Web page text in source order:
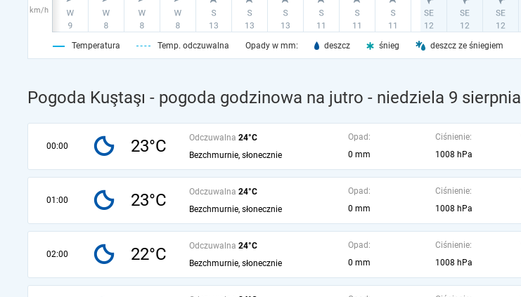
km/h
Temperatura Temp. odczuwalna Opady w mm: deszcz śnieg deszcz ze śniegiem
Pogoda Kuştaşı - pogoda godzinowa na jutro - niedziela 9 sierpnia
00:00 23°C Odczuwalna 24°C
Bezchmurnie, słonecznie
Opad:
0 mm
Ciśnienie:
1008 hPa
01:00 23°C Odczuwalna 24°C
Bezchmurnie, słonecznie
Opad:
0 mm
Ciśnienie:
1008 hPa
02:00 22°C Odczuwalna 24°C
Bezchmurnie, słonecznie
Opad:
0 mm
Ciśnienie:
1008 hPa